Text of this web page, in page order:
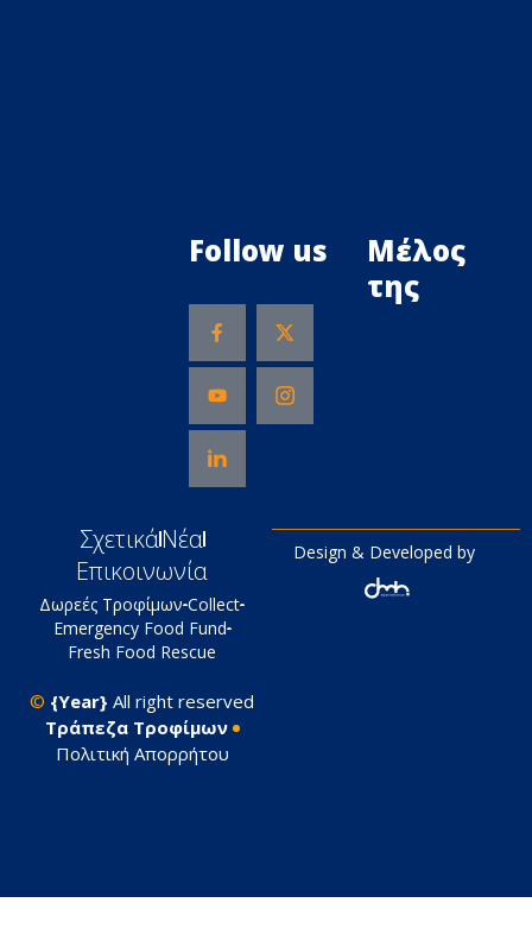
Follow us
Μέλος
της
ΣχετικάΝέα
Επικοινωνία
Δωρεές Τροφίμων Collect
Emergency Food Fund
Fresh Food Rescue
© {Year} All right reserved
Tράπεζα Τροφίμων
Πολιτική Απορρήτου
Design & Developed by